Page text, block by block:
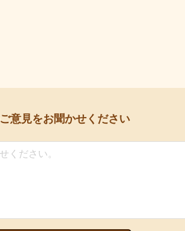
ご意見をお聞かせください